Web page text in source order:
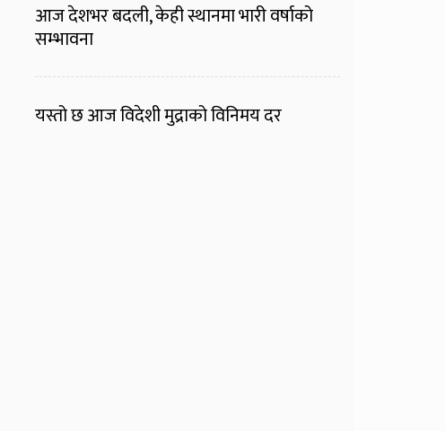
आज देशभर बदली, केही स्थानमा भारी वर्षाको
सम्भावना
यस्तो छ आज विदेशी मुद्राको विनिमय दर